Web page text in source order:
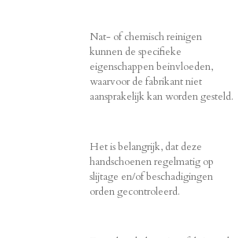
Nat- of chemisch reinigen
kunnen de specifieke
eigenschappen beinvloeden,
waarvoor de fabrikant niet
aansprakelijk kan worden gesteld.
Het is belangrijk, dat deze
handschoenen regelmatig op
slijtage en/of beschadigingen
orden gecontroleerd.